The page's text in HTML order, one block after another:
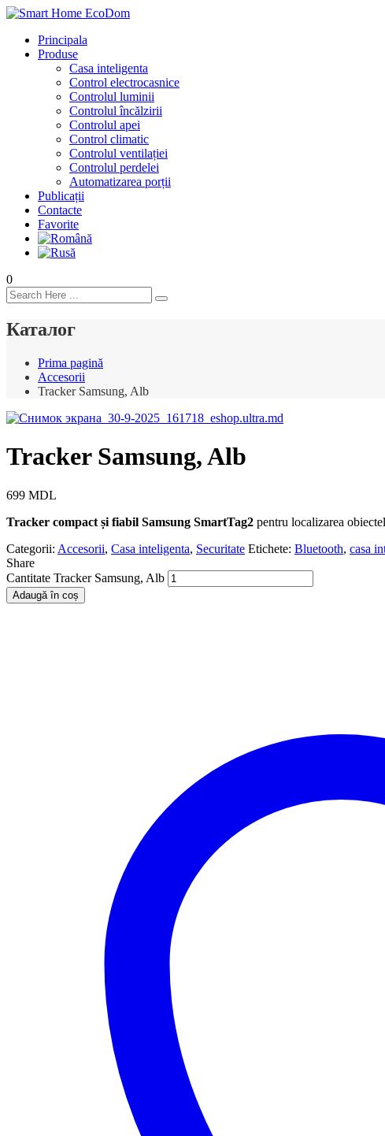
Principala
Produse
Casa inteligenta
Control electrocasnice
Controlul luminii
Controlul încălzirii
Controlul apei
Control climatic
Controlul ventilației
Сontrolul perdelei
Automatizarea porții
Publicații
Contacte
Favorite
0
Каталог
Prima pagină
Accesorii
Tracker Samsung, Alb
Tracker Samsung, Alb
699 MDL
Tracker compact și fiabil Samsung SmartTag2 pentru localizarea
Categorii: Accesorii, Casa inteligenta, Securitate Etichete: Bluetooth, casa
Share
Cantitate Tracker Samsung, Alb
Adaugă în coș